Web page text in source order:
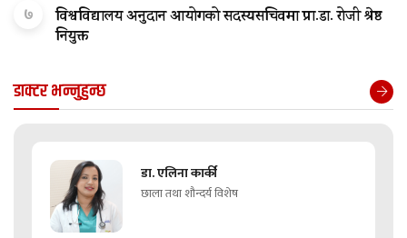
७
विश्वविद्यालय अनुदान आयोगको सदस्यसचिवमा प्रा.डा. रोजी श्रेष्ठ
नियुक्त
डाक्टर भन्नुहुन्छ
डा. एलिना कार्की
छाला तथा शौन्दर्य विशेष